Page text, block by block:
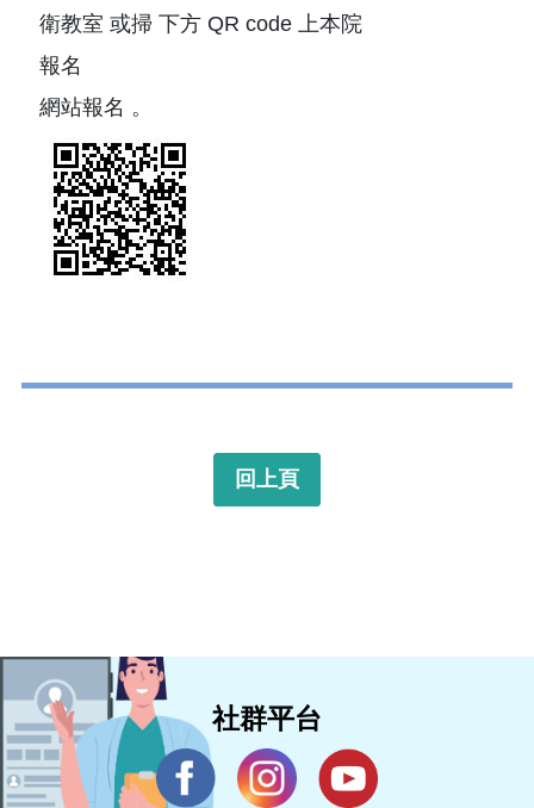
衛教室 或掃 下方 QR code 上本院
報名
網站報名 。
回上頁
社群平台